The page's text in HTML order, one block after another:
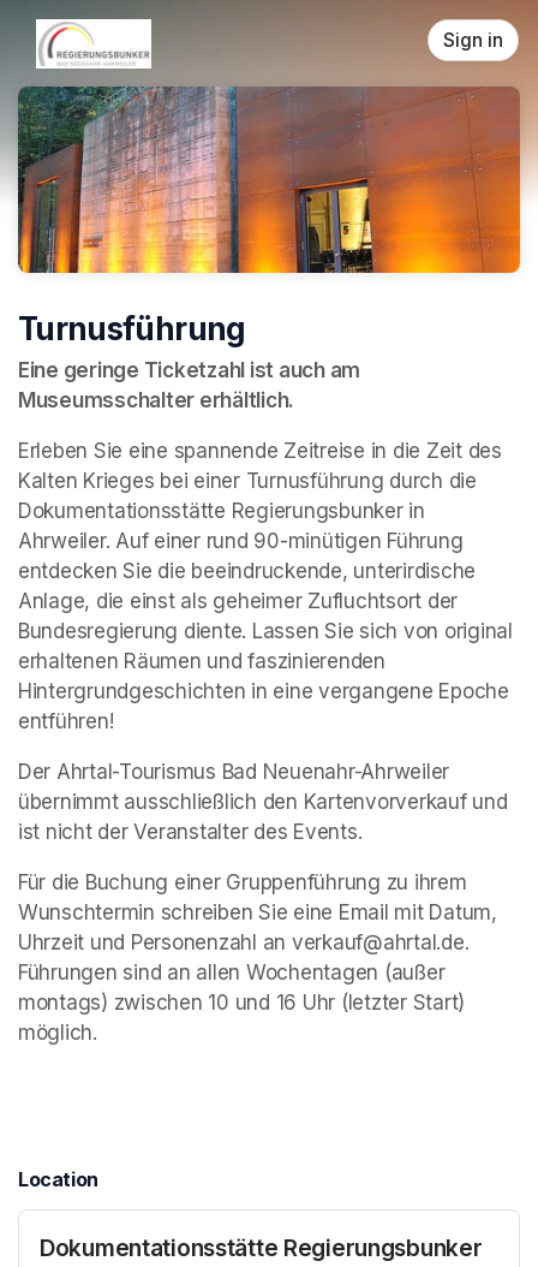
Skip header
Sign in
Turnusführung
Eine geringe Ticketzahl ist auch am
Museumsschalter erhältlich.
Erleben Sie eine spannende Zeitreise in die Zeit des
Kalten Krieges bei einer Turnusführung durch die
Dokumentationsstätte Regierungsbunker in
Ahrweiler. Auf einer rund 90-minütigen Führung
entdecken Sie die beeindruckende, unterirdische
Anlage, die einst als geheimer Zufluchtsort der
Bundesregierung diente. Lassen Sie sich von original
erhaltenen Räumen und faszinierenden
Hintergrundgeschichten in eine vergangene Epoche
entführen!
Der Ahrtal-Tourismus Bad Neuenahr-Ahrweiler
übernimmt ausschließlich den Kartenvorverkauf und
ist nicht der Veranstalter des Events.
Für die Buchung einer Gruppenführung zu ihrem
Wunschtermin schreiben Sie eine Email mit Datum,
Uhrzeit und Personenzahl an verkauf@ahrtal.de.
Führungen sind an allen Wochentagen (außer
montags) zwischen 10 und 16 Uhr (letzter Start)
möglich.
Location
Dokumentationsstätte Regierungsbunker